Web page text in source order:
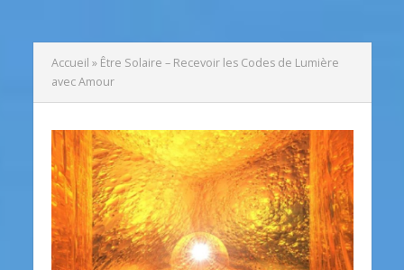
Accueil » Être Solaire – Recevoir les Codes de Lumière
avec Amour